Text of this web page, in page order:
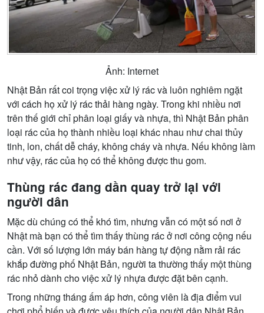
Ảnh: Internet
Nhật Bản rất coi trọng việc xử lý rác và luôn nghiêm ngặt
với cách họ xử lý rác thải hàng ngày. Trong khi nhiều nơi
trên thế giới chỉ phân loại giấy và nhựa, thì Nhật Bản phân
loại rác của họ thành nhiều loại khác nhau như chai thủy
tinh, lon, chất dễ cháy, không cháy và nhựa. Nếu không làm
như vậy, rác của họ có thể không được thu gom.
Thùng rác đang dần quay trở lại với
người dân
Mặc dù chúng có thể khó tìm, nhưng vẫn có một số nơi ở
Nhật mà bạn có thể tìm thấy thùng rác ở nơi công cộng nếu
cần. Với số lượng lớn máy bán hàng tự động nằm rải rác
khắp đường phố Nhật Bản, người ta thường thấy một thùng
rác nhỏ dành cho việc xử lý nhựa được đặt bên cạnh.
Trong những tháng ấm áp hơn, công viên là địa điểm vui